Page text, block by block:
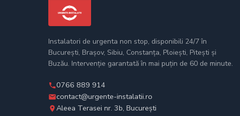
Instalatori de urgenta non stop, disponibili 24/7 în
București, Brașov, Sibiu, Constanța, Ploiești, Pitești și
Buzău. Intervenție garantată în mai puțin de 60 de minute.
0766 889 914
contact@urgente-instalatii.ro
Aleea Terasei nr. 3b, București